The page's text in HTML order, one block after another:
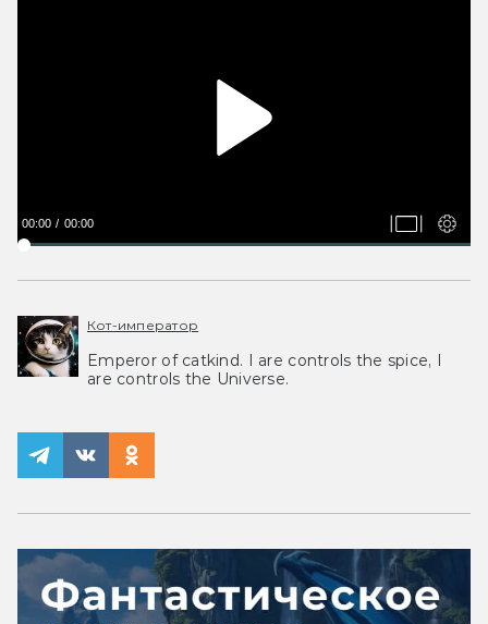
00:00 00:00
Кот-император
Emperor of catkind. I are controls the spice, I
are controls the Universe.